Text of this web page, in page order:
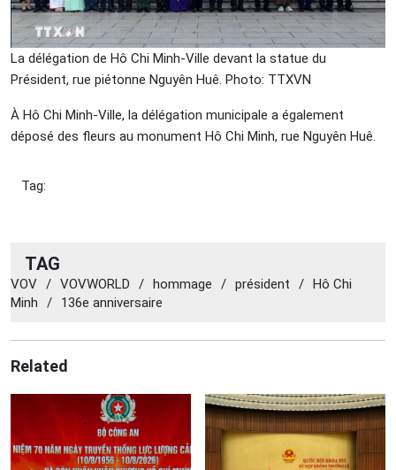
La délégation de Hô Chi Minh-Ville devant la statue du
Président, rue piétonne Nguyên Huê. Photo: TTXVN
À Hô Chi Minh-Ville, la délégation municipale a également
déposé des fleurs au monument Hô Chi Minh, rue Nguyên Huê.
Tag:
TAG
VOV / VOVWORLD / hommage / président / Hô Chi
Minh
/ 136e anniversaire
Related